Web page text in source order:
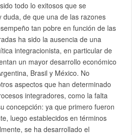
todo lo exitosos que se
duda, de que una de las razones
tan pobre en función de las
ha sido la ausencia de una
integracionista, en particular de
un mayor desarrollo económico
Brasil y México. No
aspectos que han determinado
integradores, como la falta
concepción: ya que primero fueron
luego establecidos en términos
se ha desarrollado el